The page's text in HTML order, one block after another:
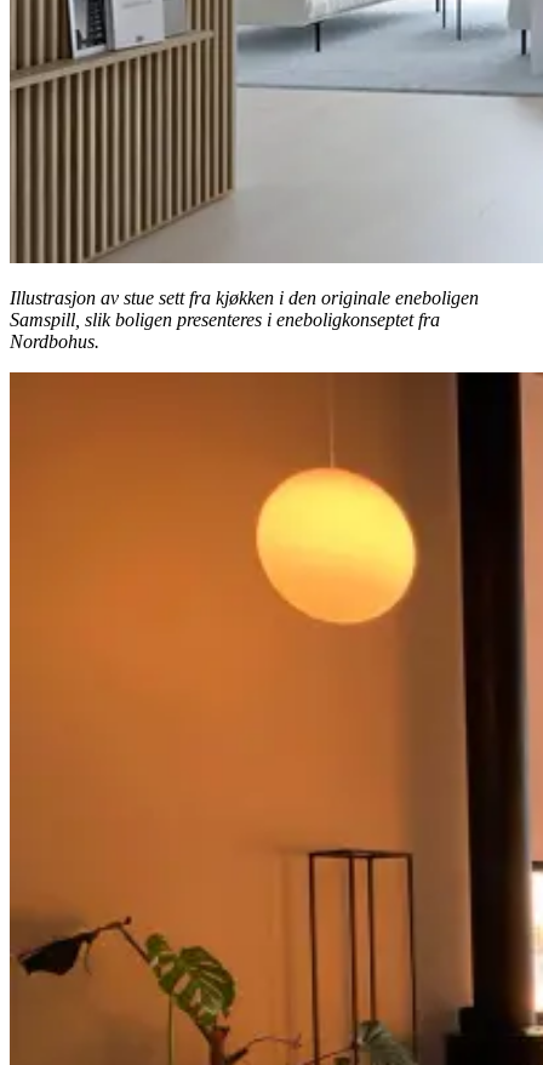
Illustrasjon av stue sett fra kjøkken i den originale eneboligen
Samspill, slik boligen presenteres i eneboligkonseptet fra
Nordbohus.